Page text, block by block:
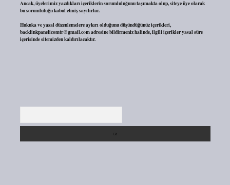
Ancak, üyelerimiz yazdıkları içeriklerin sorumluluğunu taşımakta olup, siteye üye olarak
bu sorumluluğu kabul etmiş sayılırlar.
Hukuka ve yasal düzenlemelere aykırı olduğunu düşündüğünüz içerikleri,
backlinkpanelicomtr@gmail.comadresine bildirmeniz halinde, ilgili içerikler yasal süre
içerisinde sitemizden kaldırılacaktır.